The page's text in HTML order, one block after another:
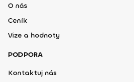
O nás
Ceník
Vize a hodnoty
PODPORA
Kontaktuj nás